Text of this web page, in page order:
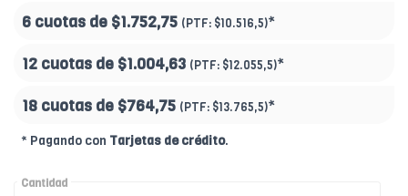
6 cuotas de $1.752,75 (PTF: $10.516,5)*
12 cuotas de $1.004,63 (PTF: $12.055,5)*
18 cuotas de $764,75 (PTF: $13.765,5)*
* Pagando con Tarjetas de crédito.
Cantidad